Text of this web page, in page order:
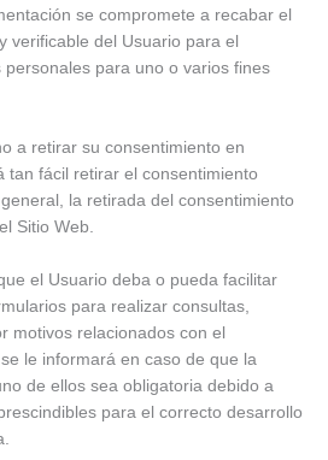
se compromete a recabar el
verificable del Usuario para el
para uno o varios fines
a retirar su consentimiento en
tan fácil retirar el consentimiento
la retirada del consentimiento
Sitio Web.
el Usuario deba o pueda facilitar
para realizar consultas,
motivos relacionados con el
le informará en caso de que la
de ellos sea obligatoria debido a
para el correcto desarrollo